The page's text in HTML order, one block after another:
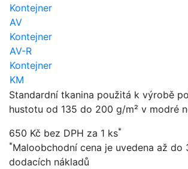
Kontejner
AV
Kontejner
AV-R
Kontejner
KM
Standardní tkanina použitá k výrobě
hustotu od 135 do 200 g/m² v modré
650 Kč bez DPH za 1 ks*
*Maloobchodní cena je uvedena až do
dodacích nákladů